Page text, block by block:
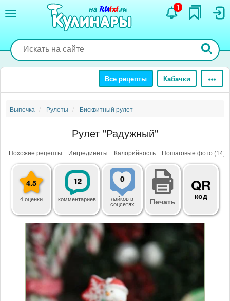
содержанию
1
Все рецепты Кабачки
Выпечка Рулеты Бисквитный рулет
Рулет "Радужный"
Похожие рецепты Ингредиенты Калорийность Пошаговые фото (14)
4.5
4 оценки
12
комментариев
0
лайковв
соцсетях Печать
QR
код